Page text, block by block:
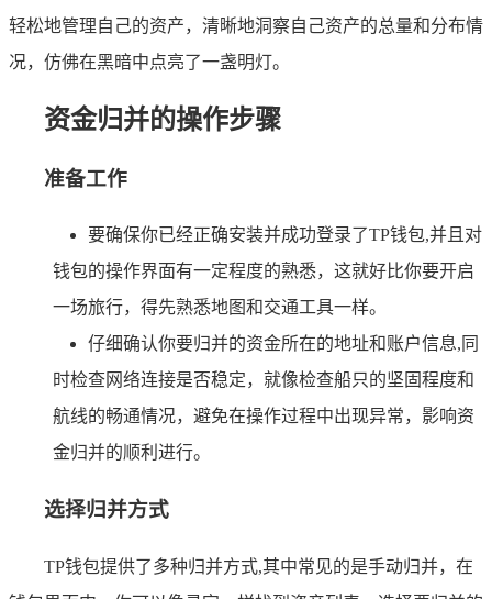
轻松地管理自己的资产，清晰地洞察自己资产的总量和分布情
况，仿佛在黑暗中点亮了一盏明灯。
资金归并的操作步骤
准备工作
要确保你已经正确安装并成功登录了TP钱包,并且对
钱包的操作界面有一定程度的熟悉，这就好比你要开启
一场旅行，得先熟悉地图和交通工具一样。
仔细确认你要归并的资金所在的地址和账户信息,同
时检查网络连接是否稳定，就像检查船只的坚固程度和
航线的畅通情况，避免在操作过程中出现异常，影响资
金归并的顺利进行。
选择归并方式
TP钱包提供了多种归并方式,其中常见的是手动归并，在